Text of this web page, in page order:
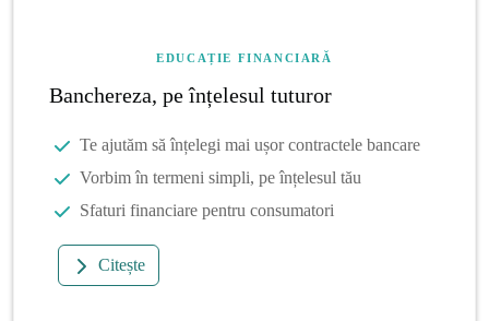
EDUCAȚIE FINANCIARĂ
Banchereza, pe înțelesul tuturor
Te ajutăm să înțelegi mai ușor contractele bancare
Vorbim în termeni simpli, pe înțelesul tău
Sfaturi financiare pentru consumatori
Citește